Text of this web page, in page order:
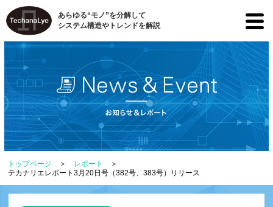
あらゆる“モノ”を分解して
システム構造やトレンドを解説
トップページ
レポート
テカナリエレポート3月20日号（382号、383号）リリース